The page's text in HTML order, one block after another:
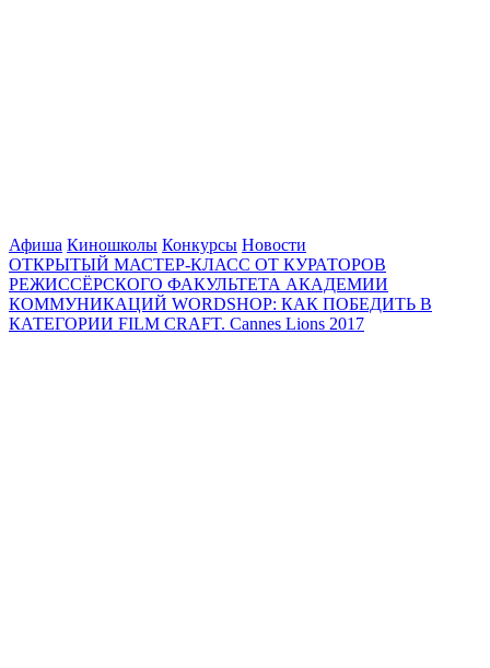
Афиша Киношколы Конкурсы Новости
ОТКРЫТЫЙ МАСТЕР-КЛАСС ОТ КУРАТОРОВ
РЕЖИССЁРСКОГО ФАКУЛЬТЕТА АКАДЕМИИ
КОММУНИКАЦИЙ WORDSHOP: КАК ПОБЕДИТЬ В
КАТЕГОРИИ FILM CRAFT. Cannes Lions 2017